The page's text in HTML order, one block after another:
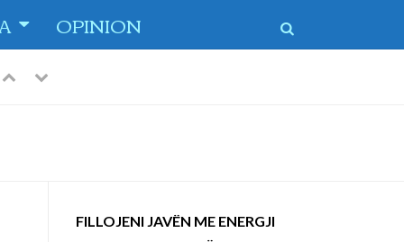
OPINION
-
PreviousNext
FILLOJENI JAVËN ME ENERGJI